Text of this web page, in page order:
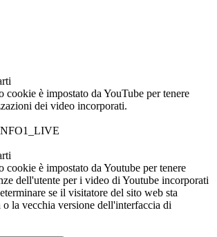
cookie è impostato da YouTube per tenere
dei video incorporati.
cookie è impostato da Youtube per tenere
dell'utente per i video di Youtube incorporati
se il visitatore del sito web sta
la vecchia versione dell'interfaccia di